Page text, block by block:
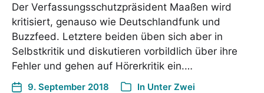
Der Verfassungsschutzpräsident Maaßen wird
kritisiert, genauso wie Deutschlandfunk und
Buzzfeed. Letztere beiden üben sich aber in
Selbstkritik und diskutieren vorbildlich über ihre
Fehler und gehen auf Hörerkritik ein.…
9. September 2018 In Unter Zwei